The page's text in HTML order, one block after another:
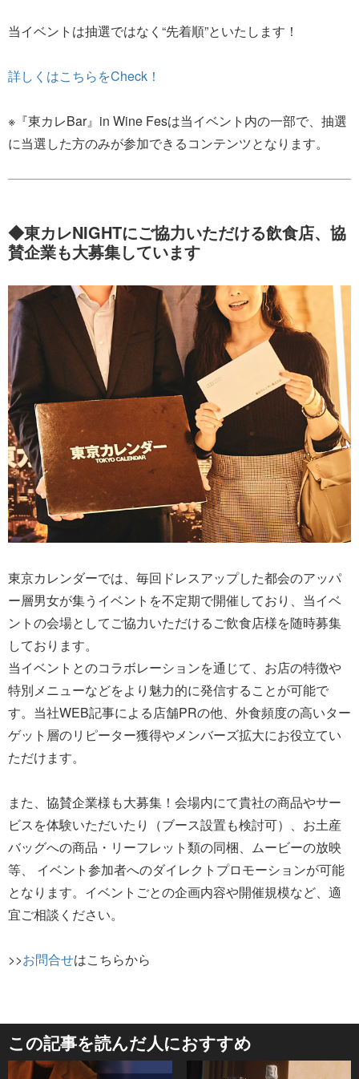
当イベントは抽選ではなく“先着順”といたします！
詳しくはこちらをCheck！
※『東カレBar』in Wine Fesは当イベント内の一部で、抽選
に当選した方のみが参加できるコンテンツとなります。
◆東カレNIGHTにご協力いただける飲食店、協
賛企業も大募集しています
東京カレンダーでは、毎回ドレスアップした都会のアッパ
ー層男女が集うイベントを不定期で開催しており、当イベ
ントの会場としてご協力いただけるご飲食店様を随時募集
しております。
当イベントとのコラボレーションを通じて、お店の特徴や
特別メニューなどをより魅力的に発信することが可能で
す。当社WEB記事による店舗PRの他、外食頻度の高いター
ゲット層のリピーター獲得やメンバーズ拡大にお役立てい
ただけます。
また、協賛企業様も大募集！会場内にて貴社の商品やサー
ビスを体験いただいたり（ブース設置も検討可）、お土産
バッグへの商品・リーフレット類の同梱、ムービーの放映
等、 イベント参加者へのダイレクトプロモーションが可能
となります。イベントごとの企画内容や開催規模など、適
宜ご相談ください。
>>お問合せはこちらから
この記事を読んだ人におすすめ